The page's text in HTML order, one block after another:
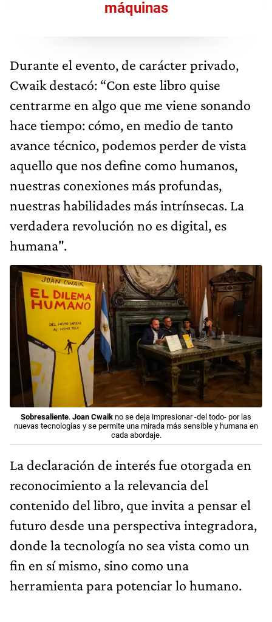
máquinas
Durante el evento, de carácter privado,
Cwaik destacó: “Con este libro quise
centrarme en algo que me viene sonando
hace tiempo: cómo, en medio de tanto
avance técnico, podemos perder de vista
aquello que nos define como humanos,
nuestras conexiones más profundas,
nuestras habilidades más intrínsecas. La
verdadera revolución no es digital, es
humana".
Sobresaliente. Joan Cwaik no se deja impresionar -del todo- por las
nuevas tecnologías y se permite una mirada más sensible y humana en
cada abordaje.
La declaración de interés fue otorgada en
reconocimiento a la relevancia del
contenido del libro, que invita a pensar el
futuro desde una perspectiva integradora,
donde la tecnología no sea vista como un
fin en sí mismo, sino como una
herramienta para potenciar lo humano.